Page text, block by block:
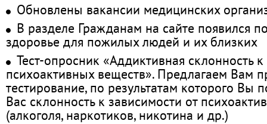
Обновлены вакансии медицинских
В разделе Гражданам на сайте появился
здоровье для пожилых людей и их близких
Тест-опросник «Аддиктивная склонность
психоактивных веществ». Предлагаем Вам
тестирование, по результатам которого Вы
Вас склонность к зависимости от
(алкоголя, наркотиков, никотина и др.)